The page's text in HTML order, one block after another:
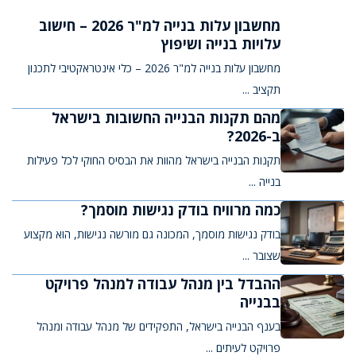
מחשבון עלות בנייה למ"ר 2026 – חישוב
עלויות בנייה ושיפוץ
מחשבון עלות בנייה למ"ר 2026 – כלי אינטראקטיבי לתכנון
תקציב ...
מהם תקנות הבנייה החשובות בישראל
ב-2026?
תקנות הבנייה בישראל מהוות את הבסיס החוקי לכל פעילות
בנייה ...
כמה מרוויח בודק נגישות מוסמך?
בודק נגישות מוסמך, המכונה גם מורשה נגישות, הוא מקצוע
שצובר ...
ההבדל בין מנהל עבודה למנהל פרויקט
בבנייה
בענף הבנייה בישראל, התפקידים של מנהל עבודה ומנהל
פרויקט לעיתים ...